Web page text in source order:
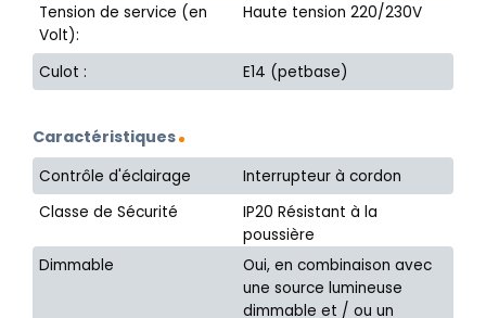
Tension de service (en
Volt):
Haute tension 220/230V
Culot : E14 (petbase)
Caractéristiques
Contrôle d'éclairage
Interrupteur à cordon
Classe de Sécurité
IP20 Résistant à la
poussière
Dimmable
Oui, en combinaison avec
une source lumineuse
dimmable et / ou un